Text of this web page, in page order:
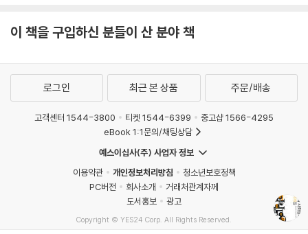
불평등의 기원을 살펴보고, 살던 땅에서 쫓겨 온 난민들에게 “우리 땅에서
나가라”고 호통을 치는 일이 과연 정당한지를 하나하나 따져본다.
5. 어떻게 정치적 가상에서 벗어날 수 있는가? - 베네딕투스 데 스피노자
스피노자는 근대 철학을 대표하는 사상가이지만 오랫동안 형이상학자 혹
은 본질적인 중요성을 갖고 있으며, 근대성의 정치철학적 틀로는 제대로
의 정치적 상상 이론의 의미를 살펴본다. 정치는 공동체의 형성 가능성을
전제하는데, 상상 없이는 공동체라는 것이 불가능하다는 바로 그 이유 때
문에, 스피노자 정치철학에서 상상의 문제는 근본적인 중요성을 지니고 있
다. 나아가 이는 상상과 욕망 등이 정치적 선택과 결정을 지배하는 반지성
주의와 탈진실 시대에 살고 있는 우리에게도 많은 통찰을 준다.
이 책을 구입하신 분들이 산 분야 책
로그인 최근 본 상품 주문/배송
고객센터 1544-3800 티켓 1544-6399
중고샵 1566-4295
eBook 1:1문의/채팅상담
예스이십사(주) 사업자 정보
이용약관
개인정보처리방침
청소년보호정책
PC버전
회사소개
거래처관계자께
도서홍보
광고
Copyright © YES24 Corp. All Rights Reserved.